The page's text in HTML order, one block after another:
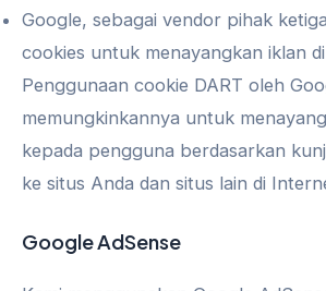
Google, sebagai vendor pihak
cookies untuk menayangkan iklan
Penggunaan cookie DART oleh
memungkinkannya untuk
kepada pengguna berdasarkan
ke situs Anda dan situs lain di
Google AdSense